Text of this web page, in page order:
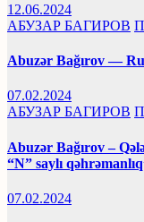
12.06.2024
АБУЗАР БАГИРОВ
Abuzər Bağırov —
07.02.2024
АБУЗАР БАГИРОВ
Abuzər Bağırov –
“N” saylı
07.02.2024